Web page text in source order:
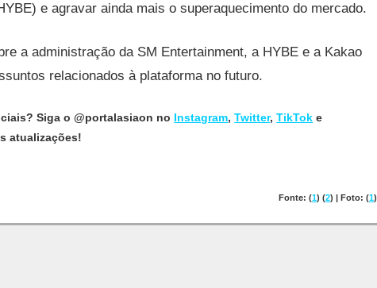
e agravar ainda mais o superaquecimento do mercado.
a administração da SM Entertainment, a HYBE e a Kakao
relacionados à plataforma no futuro.
Siga o @portalasiaon no Instagram,Twitter, TikTok e
atualizações!
Fonte: (1) (2) | Foto: (1)